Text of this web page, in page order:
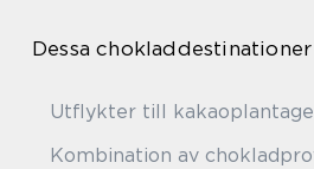
Dessa
Utflykter till
Kombination av